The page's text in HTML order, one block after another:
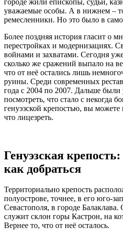
уважаемые особы. А в нижнем –
ремесленники. Но это было в
Более поздняя история гласит о
перестройках и модернизациях.
войнами и захватами. Сегодня
сколько же сражений выпало на
что от неё остались лишь
руины. Среди современных
года с 2004 по 2007. Дальше
посмотреть, что стало с некогда
генуэзской крепостью, вы можете
что лицезреть.
Генуэзская
как добраться
Территориально крепость
полуострове, точнее, в его юго-
Севастополя, в городе
служит склон горы Кастрон, на
Вернее то, что от неё осталось.